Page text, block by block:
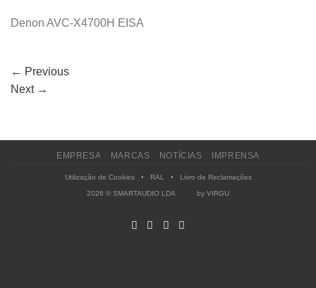
Denon AVC-X4700H EISA
← Previous
Next →
EMPRESA MARCAS NOTÍCIAS IMPRENSA
Utilização de Cookies• RAL • Livro de Reclamações
2026 © SMARTAUDIO LDA by VIRGU